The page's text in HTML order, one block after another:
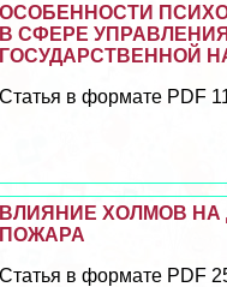
ОСОБЕННОСТИ
В СФЕРЕ
ГОСУДАРСТВЕННОЙ
Статья в формате PDF
ВЛИЯНИЕ ХОЛМОВ НА
ПОЖАРА
Статья в формате PDF